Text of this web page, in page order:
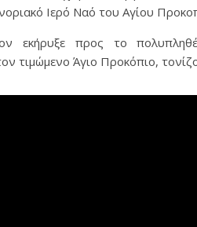
Ιερό Ναό του Αγίου
εκήρυξε προς το
τιμώμενο Άγιο Προκόπιο,